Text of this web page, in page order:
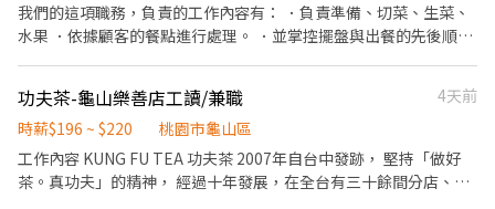
我們的這項職務，負責的工作內容有： ．負責準備、切菜、生菜、
水果 ．依據顧客的餐點進行處理。 ．並掌控擺盤與出餐的先後順
功夫茶-龜山樂善店工讀/兼職
4天前
時薪$196 ~ $220
桃園市龜山區
工作內容 KUNG FU TEA 功夫茶 2007年自台中發跡， 堅持「做好
茶。真功夫」的精神， 經過十年發展，在全台有三十餘間分店、更